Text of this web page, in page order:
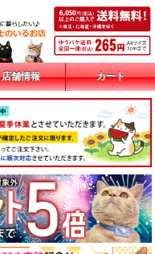
店舗情報 カート